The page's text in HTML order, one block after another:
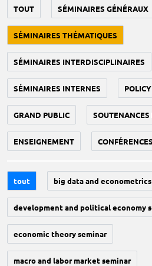
TOUT SÉMINAIRES GÉNÉRAUX
SÉMINAIRES THÉMATIQUES
SÉMINAIRES INTERDISCIPLINAIRES
SÉMINAIRES INTERNES
GRAND PUBLIC SOUTENANCES
ENSEIGNEMENT
tout big data and
development and political economy
economic theory seminar
macro and labor market seminar